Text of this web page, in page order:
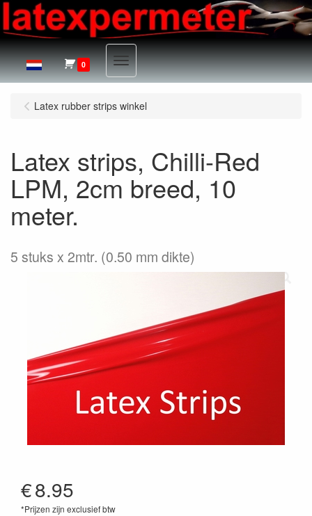
0 Menu
Latex rubber strips winkel
Latex strips, Chilli-Red
LPM, 2cm breed, 10
meter.
5 stuks x 2mtr. (0.50 mm dikte)
€8.95
*Prijzen zijn exclusief btw